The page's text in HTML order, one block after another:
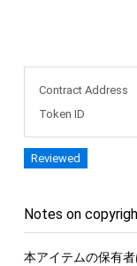
Contract Address
Token ID
Reviewed
Notes on
本アイテムの保有者